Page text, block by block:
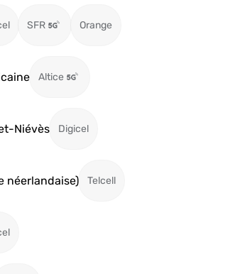
SFR Orange
Altice
Niévès Digicel
néerlandaise) Telcell